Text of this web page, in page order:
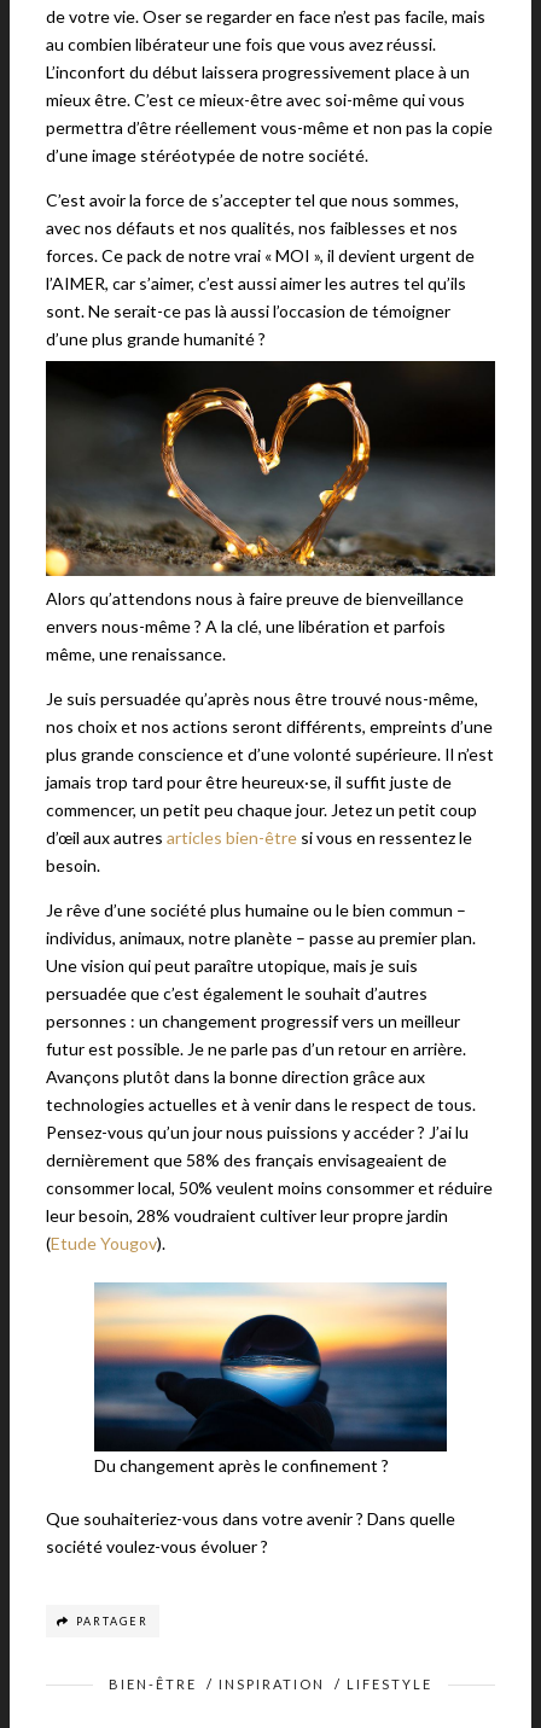
de votre vie. Oser se regarder en face n’est pas facile, mais
au combien libérateur une fois que vous avez réussi.
L’inconfort du début laissera progressivement place à un
mieux être. C’est ce mieux-être avec soi-même qui vous
permettra d’être réellement vous-même et non pas la copie
d’une image stéréotypée de notre société.
C’est avoir la force de s’accepter tel que nous sommes,
avec nos défauts et nos qualités, nos faiblesses et nos
forces. Ce pack de notre vrai « MOI », il devient urgent de
l’AIMER, car s’aimer, c’est aussi aimer les autres tel qu’ils
sont. Ne serait-ce pas là aussi l’occasion de témoigner
d’une plus grande humanité ?
Alors qu’attendons nous à faire preuve de bienveillance
envers nous-même ? A la clé, une libération et parfois
même, une renaissance.
Je suis persuadée qu’après nous être trouvé nous-même,
nos choix et nos actions seront différents, empreints d’une
plus grande conscience et d’une volonté supérieure. Il n’est
jamais trop tard pour être heureux·se, il suffit juste de
commencer, un petit peu chaque jour. Jetez un petit coup
d’œil aux autres articles bien-être si vous en ressentez le
besoin.
Je rêve d’une société plus humaine ou le bien commun –
individus, animaux, notre planète – passe au premier plan.
Une vision qui peut paraître utopique, mais je suis
persuadée que c’est également le souhait d’autres
personnes : un changement progressif vers un meilleur
futur est possible. Je ne parle pas d’un retour en arrière.
Avançons plutôt dans la bonne direction grâce aux
technologies actuelles et à venir dans le respect de tous.
Pensez-vous qu’un jour nous puissions y accéder ? J’ai lu
dernièrement que 58% des français envisageaient de
consommer local, 50% veulent moins consommer et réduire
leur besoin, 28% voudraient cultiver leur propre jardin
(Etude Yougov).
Du changement après le confinement ?
Que souhaiteriez-vous dans votre avenir ? Dans quelle
société voulez-vous évoluer ?
PARTAGER
BIEN-ÊTRE / INSPIRATION / LIFESTYLE